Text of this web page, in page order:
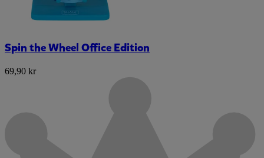
Spin the Wheel Office Edition
69,90 kr